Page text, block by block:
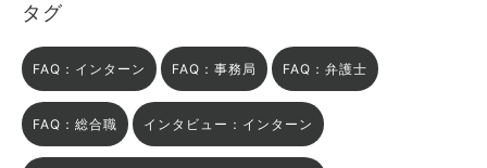
タグ
FAQ：インターン FAQ：事務局 FAQ：弁護士
FAQ：総合職 インタビュー：インターン